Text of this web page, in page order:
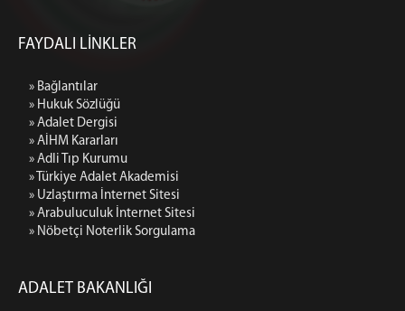
FAYDALI LİNKLER
» Bağlantılar
» Hukuk Sözlüğü
» Adalet Dergisi
» AİHM Kararları
» Adli Tıp Kurumu
» Türkiye Adalet Akademisi
» Uzlaştırma İnternet Sitesi
» Arabuluculuk İnternet Sitesi
» Nöbetçi Noterlik Sorgulama
ADALET BAKANLIĞI